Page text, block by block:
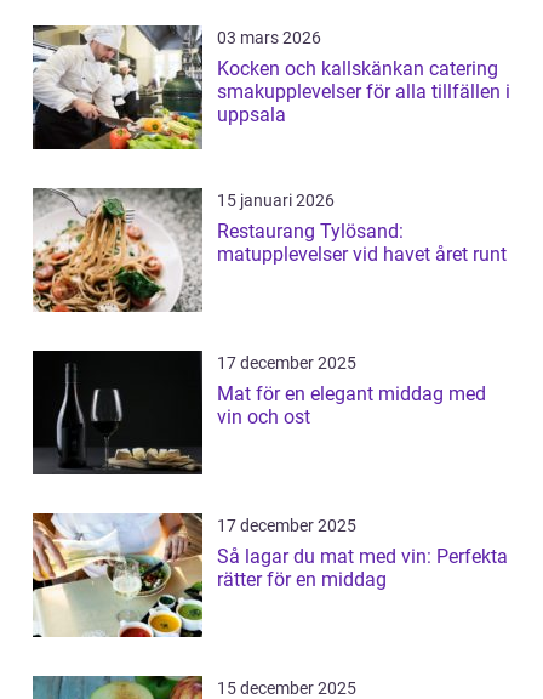
03 mars 2026
Kocken och kallskänkan catering
smakupplevelser för alla tillfällen i
uppsala
15 januari 2026
Restaurang Tylösand:
matupplevelser vid havet året runt
17 december 2025
Mat för en elegant middag med
vin och ost
17 december 2025
Så lagar du mat med vin: Perfekta
rätter för en middag
15 december 2025